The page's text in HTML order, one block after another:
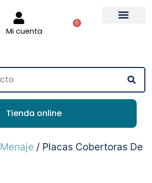
Mi cuenta
0
Tienda online
Menaje / Placas Cobertoras De